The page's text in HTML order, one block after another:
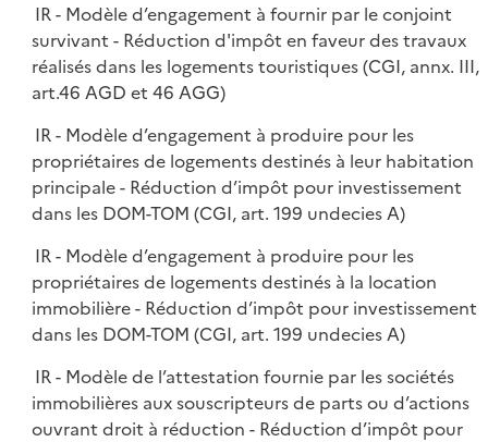
IR - Modèle d’engagement à fournir par le conjoint
survivant - Réduction d'impôt en faveur des travaux
réalisés dans les logements touristiques (CGI, annx. III,
art.46 AGD et 46 AGG)
IR - Modèle d’engagement à produire pour les
propriétaires de logements destinés à leur habitation
principale - Réduction d’impôt pour investissement
dans les DOM-TOM (CGI, art. 199 undecies A)
IR - Modèle d’engagement à produire pour les
propriétaires de logements destinés à la location
immobilière - Réduction d’impôt pour investissement
dans les DOM-TOM (CGI, art. 199 undecies A)
IR - Modèle de l’attestation fournie par les sociétés
immobilières aux souscripteurs de parts ou d’actions
ouvrant droit à réduction - Réduction d’impôt pour